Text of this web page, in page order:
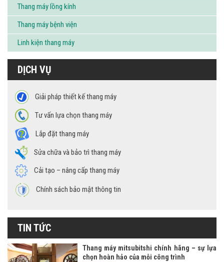
Thang máy lồng kính
Thang máy bệnh viện
Linh kiện thang máy
DỊCH VỤ
Giải pháp thiết kế thang máy
Tư vấn lựa chọn thang máy
Lắp đặt thang máy
Sửa chữa và bảo trì thang máy
Cải tạo – nâng cấp thang máy
Chính sách bảo mật thông tin
TIN TỨC
Thang máy mitsubitshi chính hãng – sự lựa
chọn hoàn hảo của mỗi công trình